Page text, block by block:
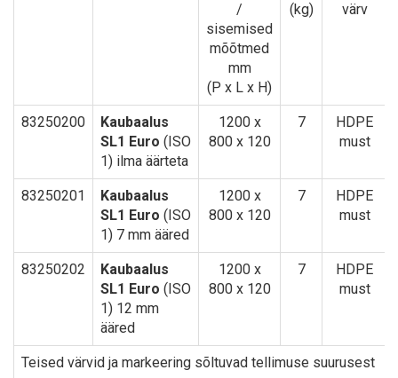
/
sisemised
mõõtmed
mm
(P x L x H)
(kg)
värv
83250200
Kaubaalus
SL1 Euro (ISO
1) ilma äärteta
1200 x
800 x 120
7
HDPE
must
83250201
Kaubaalus
SL1 Euro (ISO
1) 7 mm ääred
1200 x
800 x 120
7
HDPE
must
83250202
Kaubaalus
SL1 Euro (ISO
1) 12 mm
ääred
1200 x
800 x 120
7
HDPE
must
Teised värvid ja markeering sõltuvad tellimuse suurusest